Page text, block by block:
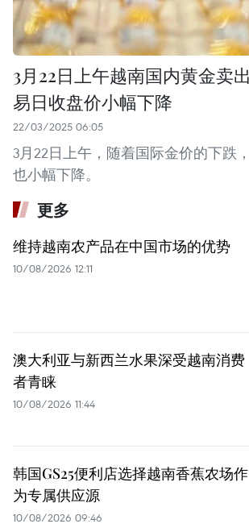
3月22日上午越南国内黄金卖
易日收盘价小幅下降
22/03/2025 06:05
3月22日上午，随着国际金价的下跌
也小幅下降。
更多
维持越南农产品在中国市场的优势
10/08/2026 12:11
澳大利亚与新西兰水果深受越南消费
者青睐
10/08/2026 11:44
韩国GS25便利店选择越南香蕉农场作
为专属供应源
10/08/2026 09:46